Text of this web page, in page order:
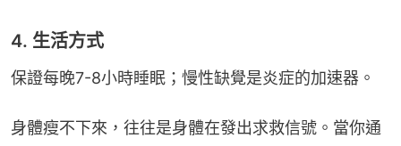
4. 生活方式
保證每晚7-8小時睡眠；慢性缺覺是炎症的加速器。
身體瘦不下來，往往是身體在發出求救信號。當你通